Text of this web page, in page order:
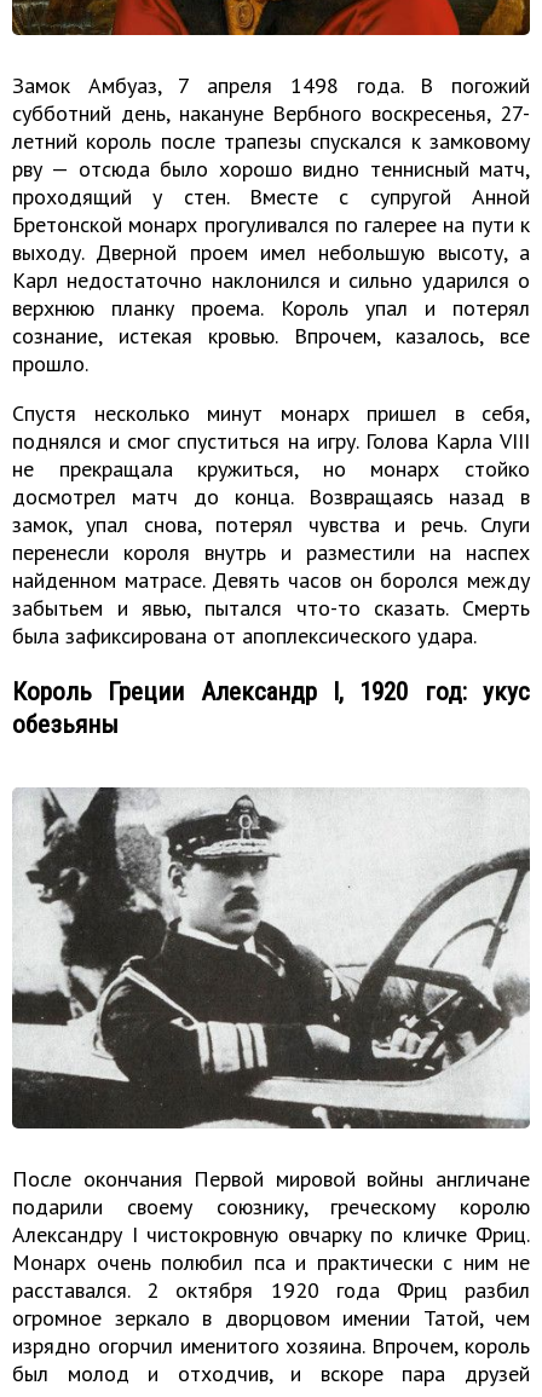
Замок Амбуаз, 7 апреля 1498 года. В погожий
субботний день, накануне Вербного воскресенья, 27-
летний король после трапезы спускался к замковому
рву — отсюда было хорошо видно теннисный матч,
проходящий у стен. Вместе с супругой Анной
Бретонской монарх прогуливался по галерее на пути к
выходу. Дверной проем имел небольшую высоту, а
Карл недостаточно наклонился и сильно ударился о
верхнюю планку проема. Король упал и потерял
сознание, истекая кровью. Впрочем, казалось, все
прошло.
Спустя несколько минут монарх пришел в себя,
поднялся и смог спуститься на игру. Голова Карла VIII
не прекращала кружиться, но монарх стойко
досмотрел матч до конца. Возвращаясь назад в
замок, упал снова, потерял чувства и речь. Слуги
перенесли короля внутрь и разместили на наспех
найденном матрасе. Девять часов он боролся между
забытьем и явью, пытался что-то сказать. Смерть
была зафиксирована от апоплексического удара.
Король Греции Александр I, 1920 год: укус
обезьяны
После окончания Первой мировой войны англичане
подарили своему союзнику, греческому королю
Александру I чистокровную овчарку по кличке Фриц.
Монарх очень полюбил пса и практически с ним не
расставался. 2 октября 1920 года Фриц разбил
огромное зеркало в дворцовом имении Татой, чем
изрядно огорчил именитого хозяина. Впрочем, король
был молод и отходчив, и вскоре пара друзей